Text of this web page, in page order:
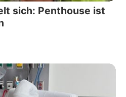
sich: Penthouse ist